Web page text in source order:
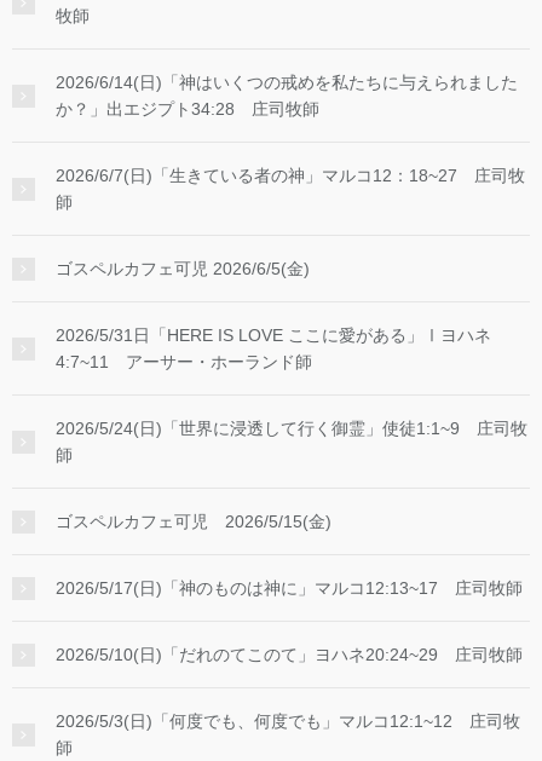
牧師
2026/6/14(日)「神はいくつの戒めを私たちに与えられました
か？」出エジプト34:28 庄司牧師
2026/6/7(日)「生きている者の神」マルコ12：18~27 庄司牧
師
ゴスペルカフェ可児 2026/6/5(金)
2026/5/31日「HERE IS LOVE ここに愛がある」Ⅰヨハネ
4:7~11 アーサー・ホーランド師
2026/5/24(日)「世界に浸透して行く御霊」使徒1:1~9 庄司牧
師
ゴスペルカフェ可児 2026/5/15(金)
2026/5/17(日)「神のものは神に」マルコ12:13~17 庄司牧師
2026/5/10(日)「だれのてこのて」ヨハネ20:24~29 庄司牧師
2026/5/3(日)「何度でも、何度でも」マルコ12:1~12 庄司牧
師